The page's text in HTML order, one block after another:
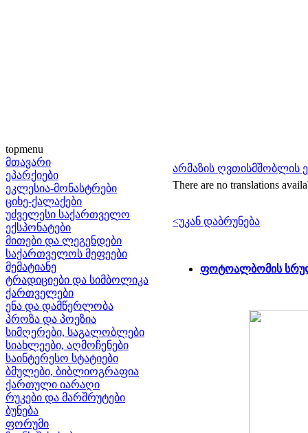
topmenu
მთავარი
ეპარქიები
ეკლესია-მონასტრები
ციხე-ქალაქები
უძველესი საქართველო
ექსპონატები
მითები და ლეგენდები
საქართველოს მეფეები
მემატიანე
ტრადიციები და სიმბოლიკა
ქართველები
ენა და დამწერლობა
პროზა და პოეზია
სიმღერები, საგალობლები
სიახლეები, აღმოჩენები
საინტერესო სტატიები
ბმულები, ბიბლიოგრაფია
ქართული იარაღი
რუკები და მარშრუტები
ბუნება
ფორუმი
არმაზის
There are no translations
<უკან დაბრუნება
ფოტოალბომის